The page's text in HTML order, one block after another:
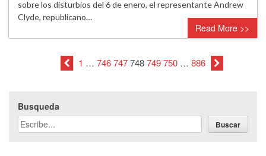
sobre los disturbios del 6 de enero, el representante Andrew
Clyde, republicano…
Read More >>
1 … 746747748749750 … 886
Busqueda
Buscar